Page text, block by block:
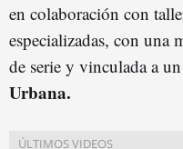
en colaboración con
especializadas, con una
de serie y vinculada a un
Urbana.